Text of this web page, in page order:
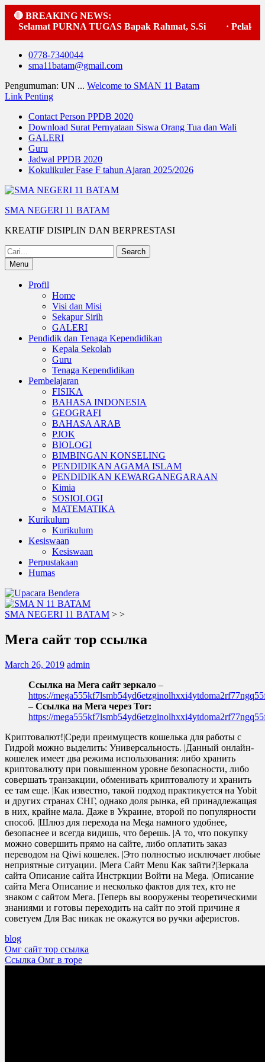
🔴 BREAKING NEWS:
Selamat PURNA TUGAS Bapak Rahmat, S.Si
Skip
0778-7340044
sma11batam@gmail.com
Pengumuman: UN ... Welcome to SMAN 11 Batam
Link Penting
Contact Person PPDB 2020
Download Surat Pernyataan Siswa Orang Tua dan Wali
GALERI
Guru
Jadwal PPDB 2020
Kokulikuler Fase F tahun Ajaran 2025/2026
SMA NEGERI 11 BATAM
KREATIF DISIPLIN DAN BERPRESTASI
Search
for:Menu
Profil
Home
Visi dan Misi
Sekapur Sirih
GALERI
Pendidik dan Tenaga Kependidikan
Kepala Sekolah
Guru
Tenaga Kependidikan
Pembelajaran
FISIKA
BAHASA INDONESIA
GEOGRAFI
BAHASA ARAB
PJOK
BIOLOGI
BIMBINGAN KONSELING
PENDIDIKAN AGAMA ISLAM
PENDIDIKAN KEWARGANEGARAAN
Kimia
SOSIOLOGI
MATEMATIKA
Kurikulum
Kurikulum
Kesiswaan
Kesiswaan
Perpustakaan
Humas
SMA NEGERI 11 BATAM > >
Мега сайт тор ссылка
March 26, 2019 admin
Ссылка на Мега сайт зеркало –
https://
– Ссылка на Мега через Tor:
https://
Криптовалют!|Среди преимуществ кошелька для работы с
Гидрой можно выделить: Универсальность. |Данный онлайн-
кошелек имеет два режима использования: либо хранить
криптовалюту при повышенном уровне безопасности, либо
совершать транзакции, обменивать криптовалюту и хранить
ее там еще. |Как известно, такой подход практикуется на Yobit
и других странах СНГ, однако доля рынка, ей принадлежащая
в них, крайне мала. Даже в Украине, второй по популярности
способ. |Шлюз для перехода на Mega намного удобнее,
безопаснее и всегда видишь, что берешь. |А то, что покупку
можно совершить прямо на сайте, либо оплатить заказ
переводом на Qiwi кошелек. |Это полностью исключает любые
неприятные ситуации. |Мега Сайт Menu Как зайти?|Зеркала
сайта Описание сайта Инстркции Войти на Mega. |Описание
сайта Мега Описание и несколько фактов для тех, кто не
знаком с сайтом Мега. |Теперь вы вооружены теоретическими
знаниями и готовы переходить на сайт по этой причине я
советуем Для Вас никак не окажутся во ручки аферистов.
blog
Post
navigation
Омг сайт тор ссылка
Ссылка Омг в торе